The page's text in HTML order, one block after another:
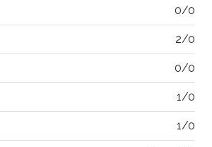
0/0
2/0
0/0
1/0
1/0